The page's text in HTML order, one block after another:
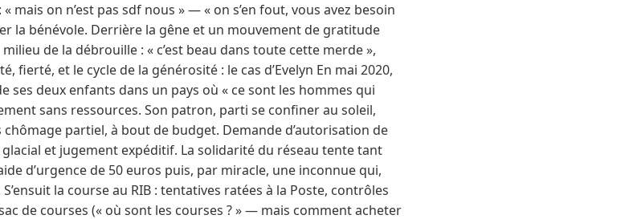
mais on n’est pas sdf nous » — « on s’en fout, vous avez besoin
la bénévole. Derrière la gêne et un mouvement de gratitude
de la débrouille : « c’est beau dans toute cette merde »,
fierté, et le cycle de la générosité : le cas d’Evelyn En mai 2020,
ses deux enfants dans un pays où « ce sont les hommes qui
sans ressources. Son patron, parti se confiner au soleil,
partiel, à bout de budget. Demande d’autorisation de
et jugement expéditif. La solidarité du réseau tente tant
d’urgence de 50 euros puis, par miracle, une inconnue qui,
la course au RIB : tentatives ratées à la Poste, contrôles
de courses (« où sont les courses ? » — mais comment acheter